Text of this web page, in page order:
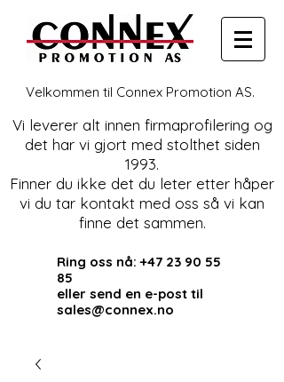
Velkommen til Connex Promotion AS.
Vi leverer alt innen firmaprofilering og
det har vi gjort med stolthet siden
1993.
Finner du ikke det du leter etter håper
vi du tar kontakt med oss så vi kan
finne det sammen.
Ring oss nå:+47 23 90 55
85
eller send en e-post til
sales@connex.no